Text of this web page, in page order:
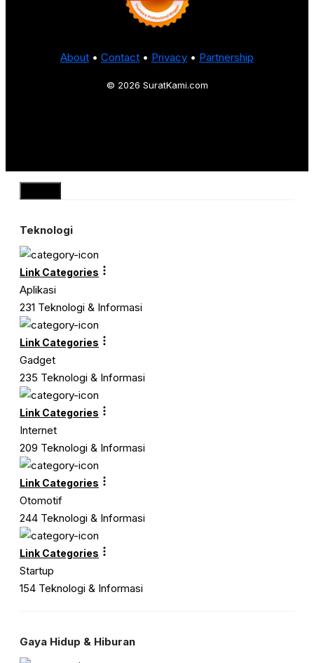
About • Contact • Privacy • Partnership
© 2026 SuratKami.com
Close
Teknologi
Link Categories
Aplikasi
231 Teknologi & Informasi
Link Categories
Gadget
235 Teknologi & Informasi
Link Categories
Internet
209 Teknologi & Informasi
Link Categories
Otomotif
244 Teknologi & Informasi
Link Categories
Startup
154 Teknologi & Informasi
Gaya Hidup & Hiburan